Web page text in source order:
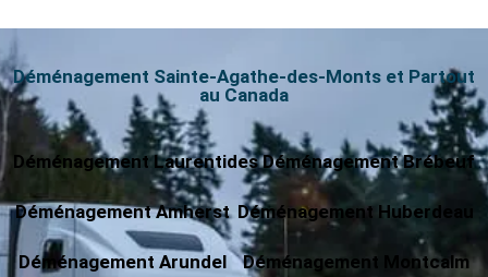
Déménagement Sainte-Agathe-des-Monts et Partout
au Canada
Déménagement Laurentides Déménagement Brébeuf
Déménagement Amherst Déménagement Huberdeau
Déménagement Arundel Déménagement Montcalm